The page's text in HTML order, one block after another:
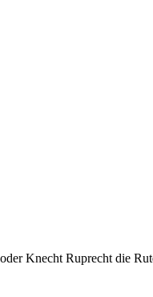
Knecht Ruprecht die